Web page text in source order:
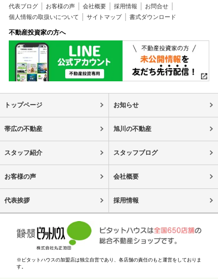
代表ブログ
お客様の声 会社概要 採用情報
お問合せ
個人情報の取扱いについて
サイトマップ 書式ダウンロード
不動産投資家の方へ
トップページ お知らせ
帯広の不動産 旭川の不動産
スタッフ紹介 スタッフブログ
お客様の声 会社概要
代表挨拶 採用情報
※ピタットハウスの加盟店は独立自営であり、各店舗の責任のもと運営をしておりま
す。